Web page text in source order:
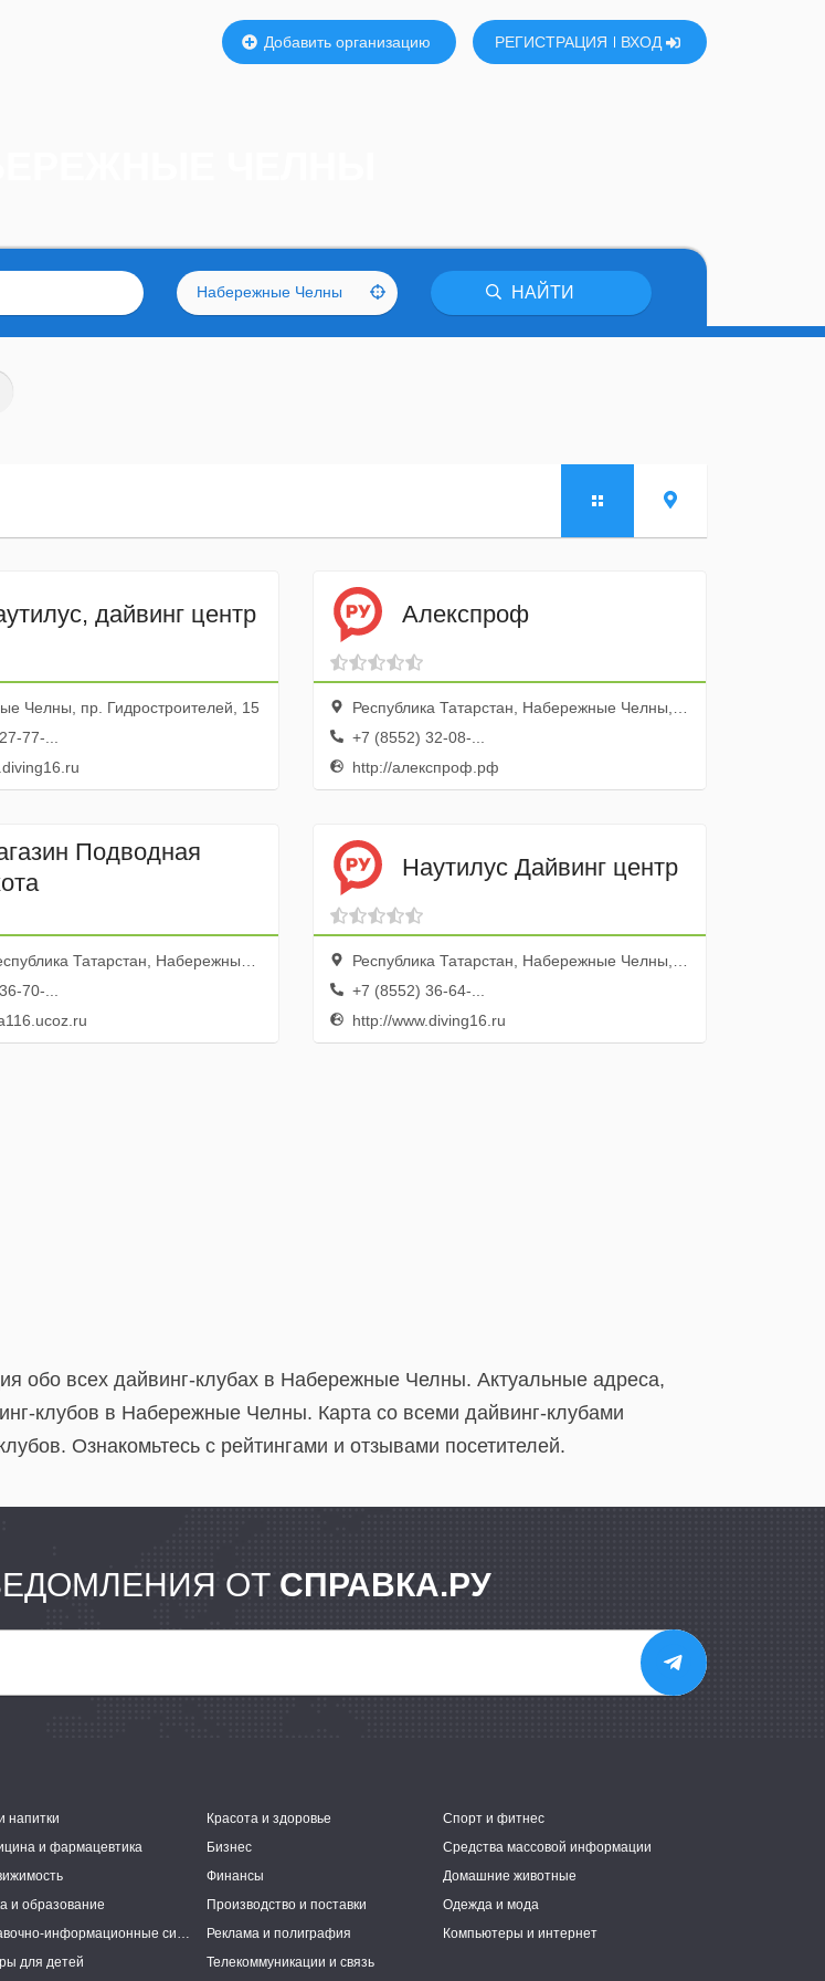
Добавить организацию РЕГИСТРАЦИЯ ВХОД
Набережные Челны НАЙТИ
дайвинг центр
Челны, пр. Гидростроителей, 15
77-...
Алекспроф
Республика Татарстан, Набережные Челны, Набережночелнинский просп., 23а
+7 (8552) 32-08-...
http://алекспроф.рф
Подводная
Татарстан, Набережные Челны, проспект Яшьлек, 14
70-...
Наутилус Дайвинг центр
Республика Татарстан, Набережные Челны, ГЭС пос., ул. Гидростроителей, 15
+7 (8552) 36-64-...
http://www.diving16.ru
обо всех дайвинг-клубах в Набережные Челны. Актуальные адреса,
клубов в Набережные Челны. Карта со всеми дайвинг-клубами
Ознакомьтесь с рейтингами и отзывами посетителей.
ОТ СПРАВКА.РУ
напитки Красота и здоровье
Спорт и фитнес
и фармацевтика Бизнес
Средства массовой информации
Финансы
Домашние животные
и образование Производство и поставки
Одежда и мода
Справочно-информационные системы Реклама и полиграфия
Компьютеры и интернет
для детей Телекоммуникации и связь